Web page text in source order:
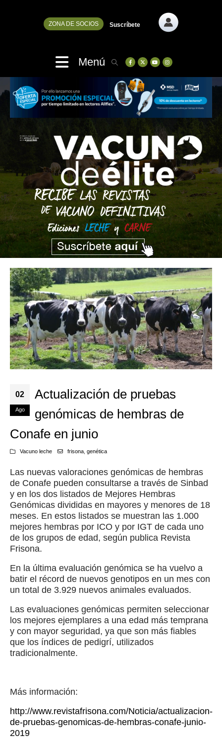
ZONA DE SOCIOS Suscríbete
Menú
02
Ago
Actualización de pruebas
genómicas de hembras de
Conafe en junio
Vacuno leche frisona, genética
Las nuevas valoraciones genómicas de hembras
de Conafe pueden consultarse a través de Sinbad
y en los dos listados de Mejores Hembras
Genómicas divididas en mayores y menores de 18
meses. En estos listados se muestran las 1.000
mejores hembras por ICO y por IGT de cada uno
de los grupos de edad, según publica Revista
Frisona.
En la última evaluación genómica se ha vuelvo a
batir el récord de nuevos genotipos en un mes con
un total de 3.929 nuevos animales evaluados.
Las evaluaciones genómicas permiten seleccionar
los mejores ejemplares a una edad más temprana
y con mayor seguridad, ya que son más fiables
que los índices de pedigrí, utilizados
tradicionalmente.
Más información:
http://www.revistafrisona.com/Noticia/actualizacion-
de-pruebas-genomicas-de-hembras-conafe-junio-
2019